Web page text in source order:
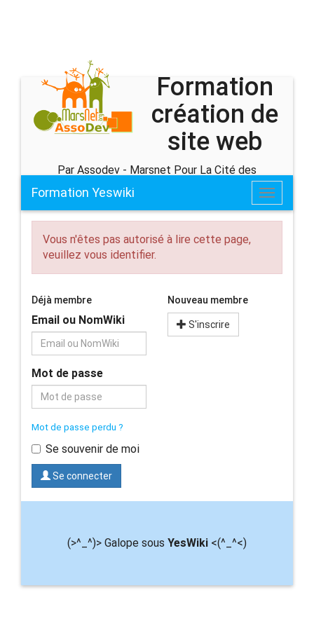
Formation
création de
site web
Par Assodev - Marsnet Pour La Cité des
associations
Toggle
Formation Yeswiki
Vous n'êtes pas autorisé à lire cette page,
veuillez vous identifier.
Déjà membre
Email ou NomWiki
Mot de passe
Mot de passe perdu ?
Se souvenir de moi
Se connecter
Nouveau membre
S'inscrire
(>^_^)> Galope sous YesWiki <(^_^<)